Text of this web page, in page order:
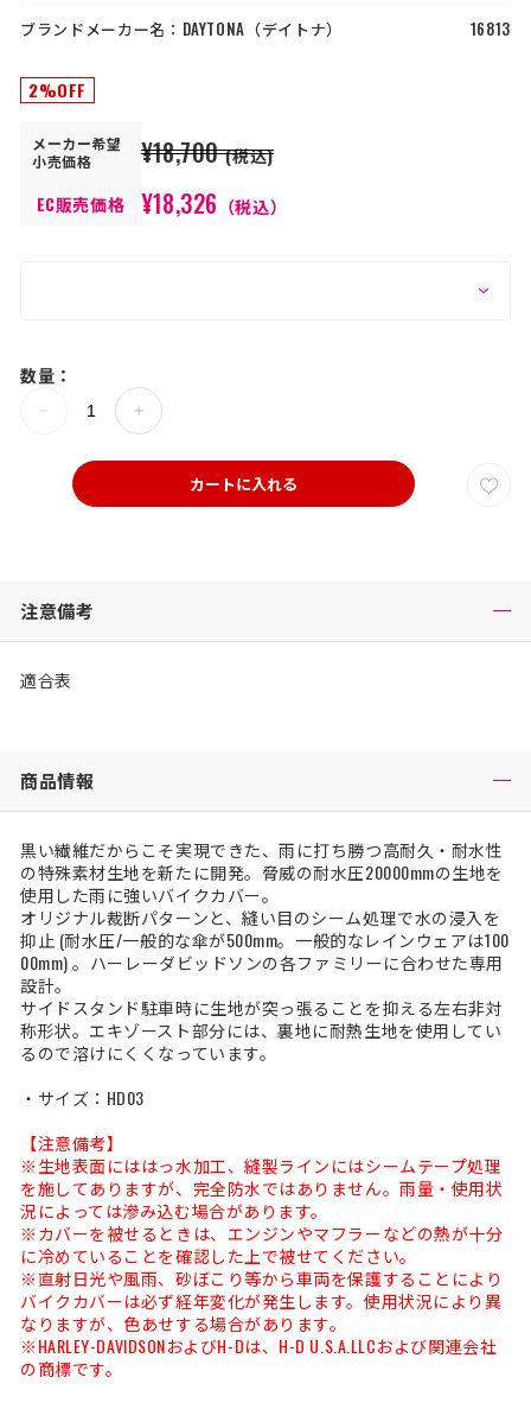
ブランドメーカー名： DAYTONA デイトナ 16813
2%OFF
メーカー希望
小売価格
¥18,700 (税込)
EC販売価格
¥18,326 （税込）
数量：
カートに入れる
注意備考
適合表
商品情報
黒い繊維だからこそ実現できた、雨に打ち勝つ高耐久・耐水性
の特殊素材生地を新たに開発。脅威の耐水圧20000mmの生地を
使用した雨に強いバイクカバー。
オリジナル裁断パターンと、縫い目のシーム処理で水の浸入を
抑止 (耐水圧/一般的な傘が500mm。一般的なレインウェアは100
00mm) 。ハーレーダビッドソンの各ファミリーに合わせた専用
設計。
サイドスタンド駐車時に生地が突っ張ることを抑える左右非対
称形状。エキゾースト部分には、裏地に耐熱生地を使用してい
るので溶けにくくなっています。
・サイズ：HD03
【注意備考】
※生地表面にははっ水加工、縫製ラインにはシームテープ処理
を施してありますが、完全防水ではありません。雨量・使用状
況によっては滲み込む場合があります。
※カバーを被せるときは、エンジンやマフラーなどの熱が十分
に冷めていることを確認した上で被せてください。
※直射日光や風雨、砂ぼこり等から車両を保護することにより
バイクカバーは必ず経年変化が発生します。使用状況により異
なりますが、色あせする場合があります。
※HARLEY-DAVIDSONおよびH-Dは、H-D U.S.A.LLCおよび関連会社
の商標です。